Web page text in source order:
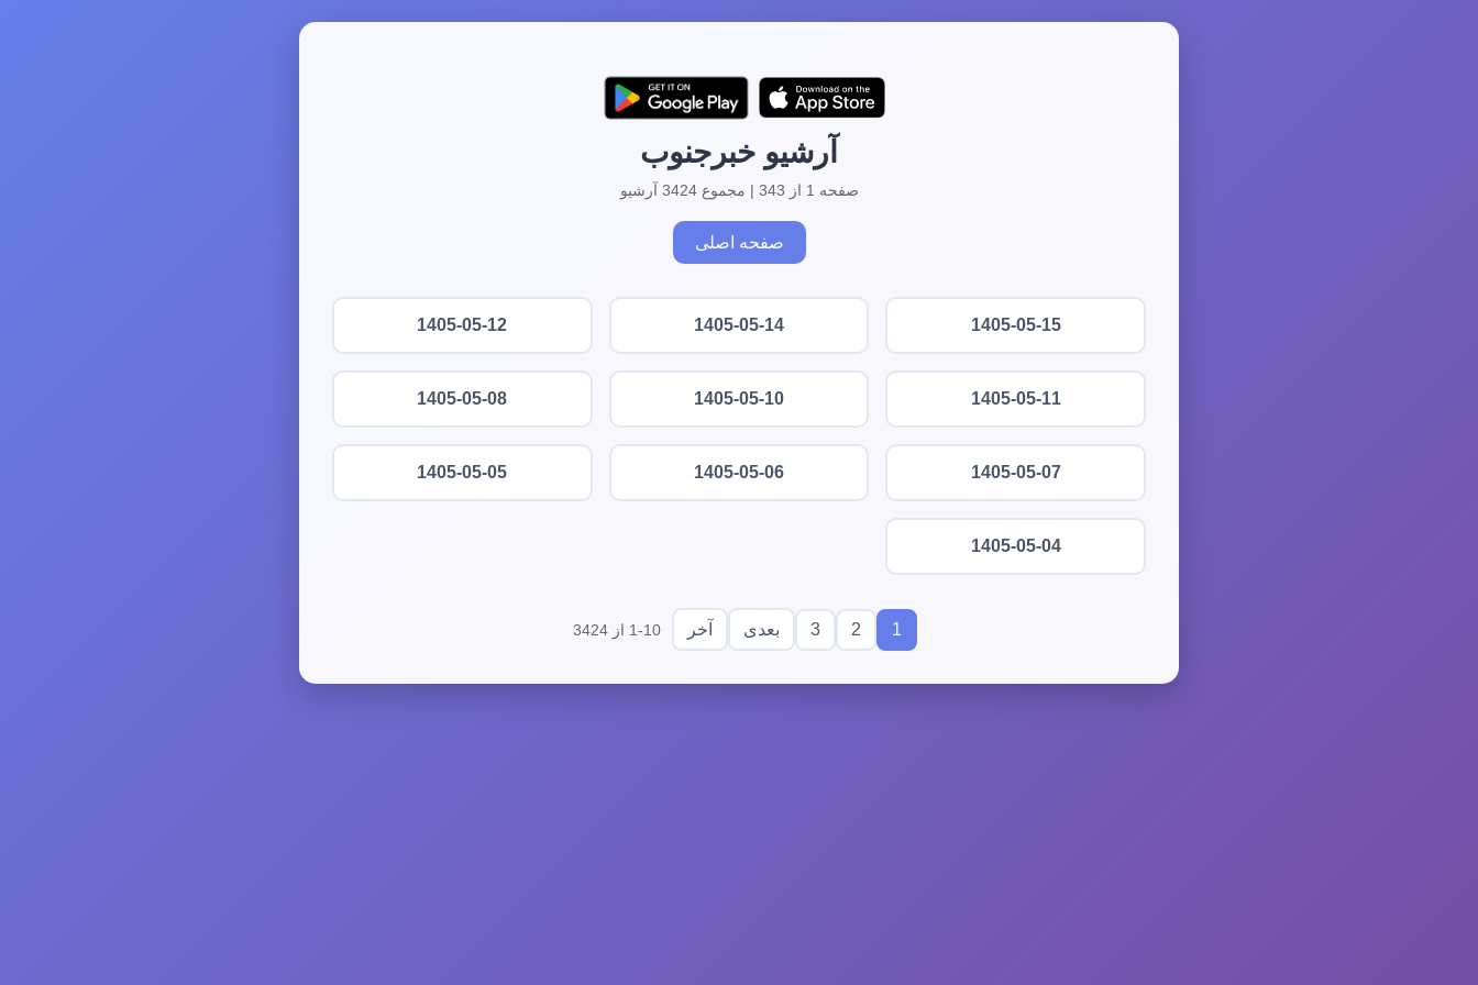
آرشیو خبرجنوب
صفحه 1 از 343 | مجموع 3424 آرشیو
صفحه اصلی
1405-05-15
1405-05-14
1405-05-12
1405-05-11
1405-05-10
1405-05-08
1405-05-07
1405-05-06
1405-05-05
1405-05-04
1
2
3 بعدی آخر 1-10 از 3424